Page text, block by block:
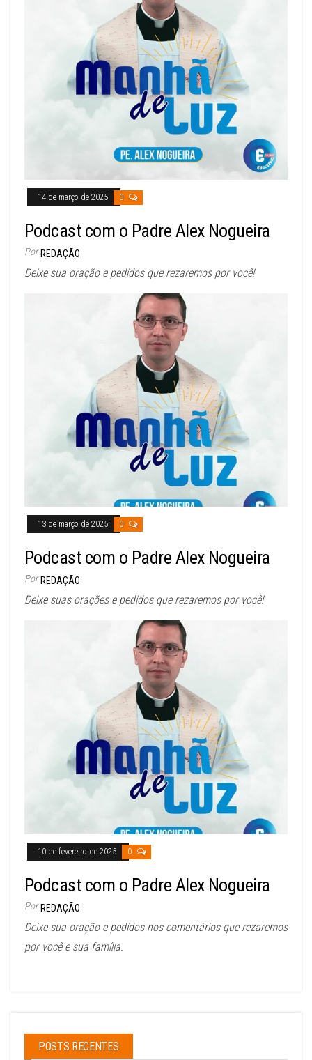
14 de março de 2025 0
Podcast com o Padre Alex Nogueira
Por REDAÇÃO
Deixe sua oração e pedidos que rezaremos por você!
13 de março de 2025 0
Podcast com o Padre Alex Nogueira
Por REDAÇÃO
Deixe suas orações e pedidos que rezaremos por você!
10 de fevereiro de 2025 0
Podcast com o Padre Alex Nogueira
Por REDAÇÃO
Deixe sua oração e pedidos nos comentários que rezaremos
por você e sua família.
POSTS RECENTES